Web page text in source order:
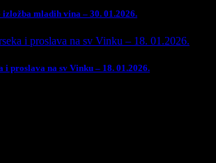
mladih vina – 30. 01.2026.
i proslava na sv Vinku – 18. 01.2026.